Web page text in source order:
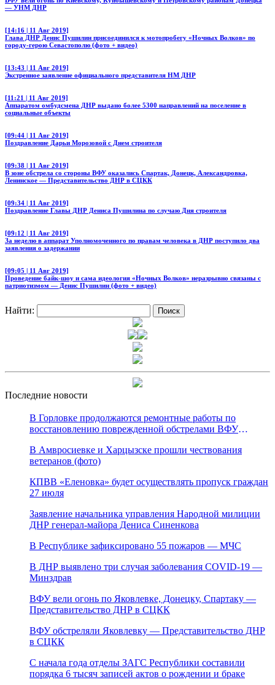
— УНМ ДНР
[14:16 | 11 Авг 2019]
Глава ДНР Денис Пушилин присоединился к мотопробегу «Ночных Волков» по
городу-герою Севастополю (фото + видео)
[13:43 | 11 Авг 2019]
Экстренное заявление официального представителя НМ ДНР
[11:21 | 11 Авг 2019]
Аппаратом омбудсмена ДНР выдано более 5300 направлений на поселение в
социальные объекты
[09:44 | 11 Авг 2019]
Поздравление Дарьи Морозовой с Днем строителя
[09:38 | 11 Авг 2019]
В зоне обстрела со стороны ВФУ оказались Спартак, Донецк, Александровка,
Ленинское — Представительство ДНР в СЦКК
[09:34 | 11 Авг 2019]
Поздравление Главы ДНР Дениса Пушилина по случаю Дня строителя
[09:12 | 11 Авг 2019]
За неделю в аппарат Уполномоченного по правам человека в ДНР поступило два
заявления о задержании
[09:05 | 11 Авг 2019]
Проведение байк-шоу и сама идеология «Ночных Волков» неразрывно связаны с
патриотизмом — Денис Пушилин (фото + видео)
Найти:
Последние новости
В Горловке продолжаются ремонтные работы по
восстановлению поврежденной обстрелами ВФУ
В Амвросиевке и Харцызске прошли чествования
ветеранов (фото)
КПВВ «Еленовка» будет осуществлять пропуск граждан
27 июля
Заявление начальника управления Народной милиции
ДНР генерал-майора Дениса Синенкова
В Республике зафиксировано 55 пожаров — МЧС
В ДНР выявлено три случая заболевания COVID-19 —
Минздрав
ВФУ вели огонь по Яковлевке, Донецку, Спартаку —
Представительство ДНР в СЦКК
ВФУ обстреляли Яковлевку — Представительство ДНР
в СЦКК
С начала года отделы ЗАГС Республики составили
порядка 6 тысяч записей актов о рождении и браке